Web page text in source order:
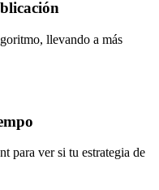
llevando a más
para ver si tu estrategia de